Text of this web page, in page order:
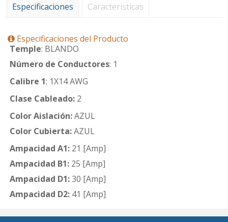
Especificaciones Características
Especificaciones del Producto
Temple: BLANDO
Número de Conductores: 1
Calibre 1: 1X14 AWG
Clase Cableado: 2
Color Aislación:AZUL
Color Cubierta:AZUL
Ampacidad A1: 21 [Amp]
Ampacidad B1: 25 [Amp]
Ampacidad D1:30 [Amp]
Ampacidad D2: 41 [Amp]